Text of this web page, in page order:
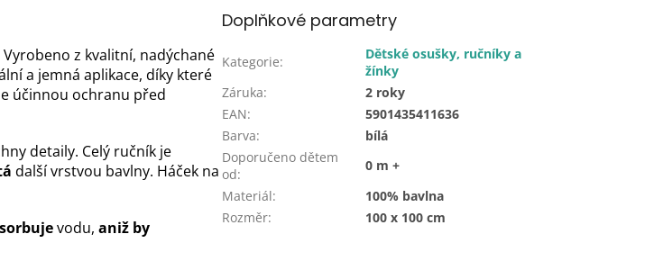
z kvalitní, nadýchané
a jemná aplikace, díky které
účinnou ochranu před
detaily. Celý ručník je
další vrstvou bavlny. Háček na
vodu, aniž by
Doplňkové parametry
Kategorie:
Dětské osušky, ručníky a
žínky
Záruka:
2 roky
EAN:
5901435411636
Barva:
bílá
Doporučeno dětem
od:
0 m +
Materiál:
100% bavlna
Rozměr: 100 x 100 cm